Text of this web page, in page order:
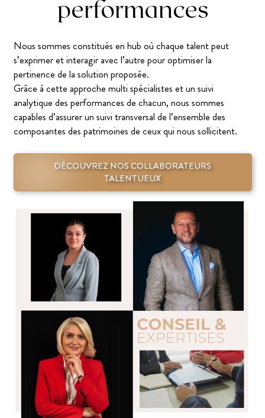
performances
Nous sommes constitués en hub où chaque talent peut
s’exprimer et interagir avec l’autre pour optimiser la
pertinence de la solution proposée.
Grâce à cette approche multi spécialistes et un suivi
analytique des performances de chacun, nous sommes
capables d’assurer un suivi transversal de l’ensemble des
composantes des patrimoines de ceux qui nous sollicitent.
DÉCOUVREZ NOS COLLABORATEURS
TALENTUEUX